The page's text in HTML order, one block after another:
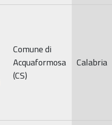
Comune di
Acquaformosa
(CS)
Calabria